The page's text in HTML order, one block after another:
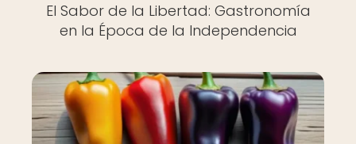
El Sabor de la Libertad: Gastronomía
en la Época de la Independencia